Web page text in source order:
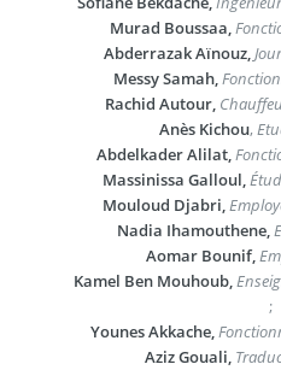
Murad Boussaa,
Abderrazak Aïnouz,
Messy Samah,
Rachid Autour,
Anès Kichou,
Abdelkader Alilat,
Massinissa Galloul,
Mouloud Djabri,
Nadia Ihamouthene,
Aomar Bounif,
Kamel Ben Mouhoub,
;
Younes Akkache,
Aziz Gouali,